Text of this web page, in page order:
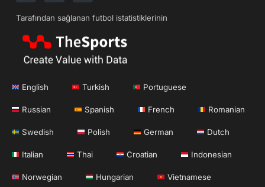
Tarafından sağlanan futbol istatistiklerinin
English Turkish Portuguese
Russian Spanish French Romanian
Swedish Polish German Dutch
Italian Thai Croatian Indonesian
Norwegian Hungarian Vietnamese